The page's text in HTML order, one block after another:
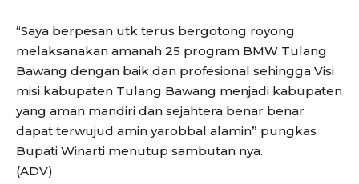
“Saya berpesan utk terus bergotong royong
melaksanakan amanah 25 program BMW Tulang
Bawang dengan baik dan profesional sehingga Visi
misi kabupaten Tulang Bawang menjadi kabupaten
yang aman mandiri dan sejahtera benar benar
dapat terwujud amin yarobbal alamin” pungkas
Bupati Winarti menutup sambutan nya.
(ADV)